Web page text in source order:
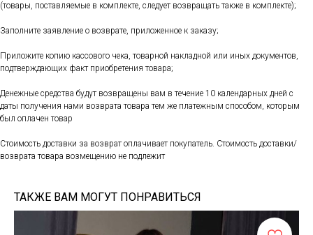
(товары, поставляемые в комплекте, следует возвращать также в комплекте);
Заполните заявление о возврате, приложенное к заказу;
Приложите копию кассового чека, товарной накладной или иных документов,
подтверждающих факт приобретения товара;
Денежные средства будут возвращены вам в течение 10 календарных дней с
даты получения нами возврата товара тем же платежным способом, которым
был оплачен товар
Стоимость доставки за возврат оплачивает покупатель. Стоимость доставки/
возврата товара возмещению не подлежит
ТАКЖЕ ВАМ МОГУТ ПОНРАВИТЬСЯ